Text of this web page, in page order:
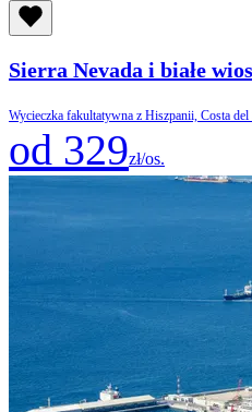
Sierra Nevada i białe
Wycieczka fakultatywna z Hiszpanii, Costa del
od 329zł/os.